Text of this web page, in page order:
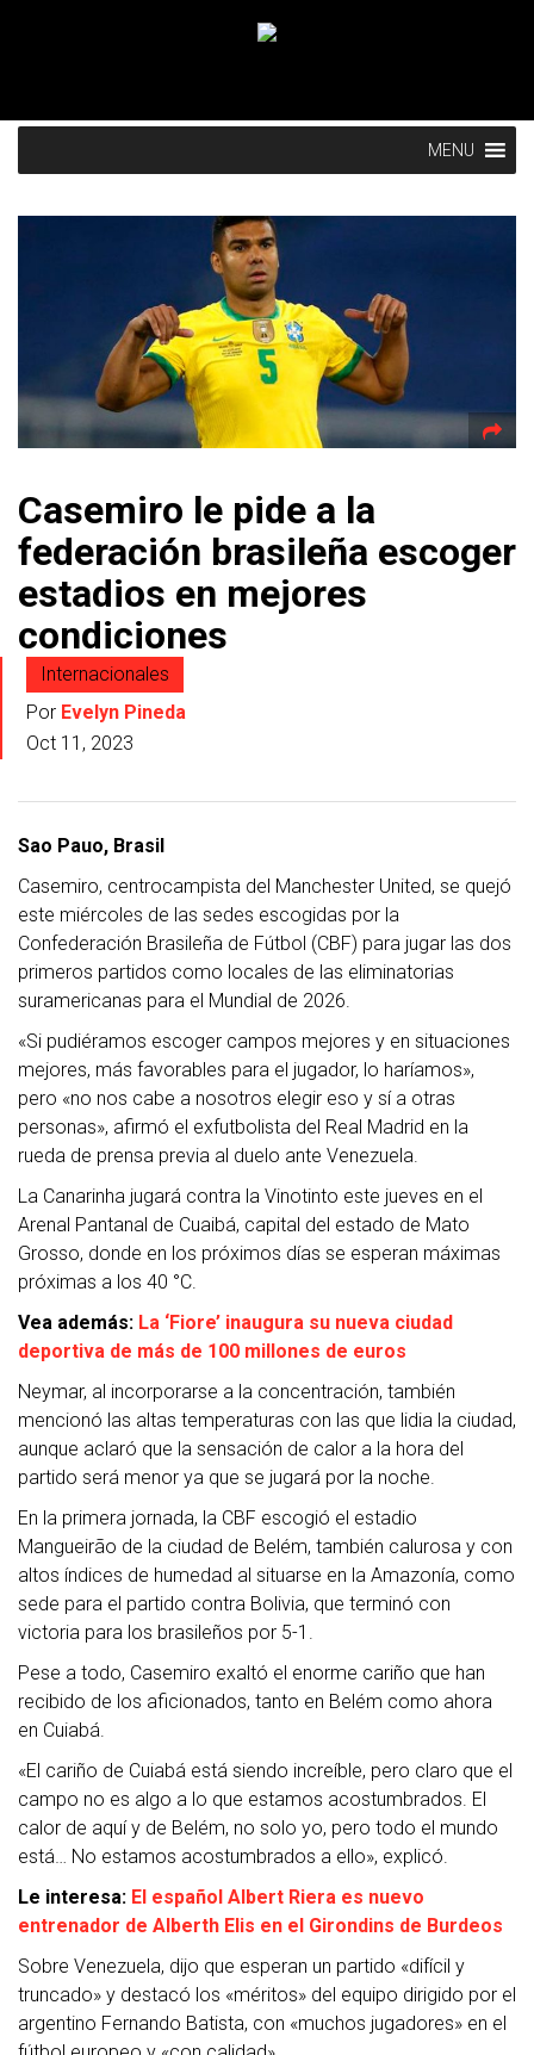
MENU
Casemiro le pide a la
federación brasileña escoger
estadios en mejores
condiciones
Internacionales
Por Evelyn Pineda
Oct 11, 2023
Sao Pauo, Brasil
Casemiro, centrocampista del Manchester United, se quejó
este miércoles de las sedes escogidas por la
Confederación Brasileña de Fútbol (CBF) para jugar las dos
primeros partidos como locales de las eliminatorias
suramericanas para el Mundial de 2026.
«Si pudiéramos escoger campos mejores y en situaciones
mejores, más favorables para el jugador, lo haríamos»,
pero «no nos cabe a nosotros elegir eso y sí a otras
personas», afirmó el exfutbolista del Real Madrid en la
rueda de prensa previa al duelo ante Venezuela.
La Canarinha jugará contra la Vinotinto este jueves en el
Arenal Pantanal de Cuaibá, capital del estado de Mato
Grosso, donde en los próximos días se esperan máximas
próximas a los 40 °C.
Vea además: La ‘Fiore’ inaugura su nueva ciudad
deportiva de más de 100 millones de euros
Neymar, al incorporarse a la concentración, también
mencionó las altas temperaturas con las que lidia la ciudad,
aunque aclaró que la sensación de calor a la hora del
partido será menor ya que se jugará por la noche.
En la primera jornada, la CBF escogió el estadio
Mangueirão de la ciudad de Belém, también calurosa y con
altos índices de humedad al situarse en la Amazonía, como
sede para el partido contra Bolivia, que terminó con
victoria para los brasileños por 5-1.
Pese a todo, Casemiro exaltó el enorme cariño que han
recibido de los aficionados, tanto en Belém como ahora
en Cuiabá.
«El cariño de Cuiabá está siendo increíble, pero claro que el
campo no es algo a lo que estamos acostumbrados. El
calor de aquí y de Belém, no solo yo, pero todo el mundo
está… No estamos acostumbrados a ello», explicó.
Le interesa: El español Albert Riera es nuevo
entrenador de Alberth Elis en el Girondins de Burdeos
Sobre Venezuela, dijo que esperan un partido «difícil y
truncado» y destacó los «méritos» del equipo dirigido por el
argentino Fernando Batista, con «muchos jugadores» en el